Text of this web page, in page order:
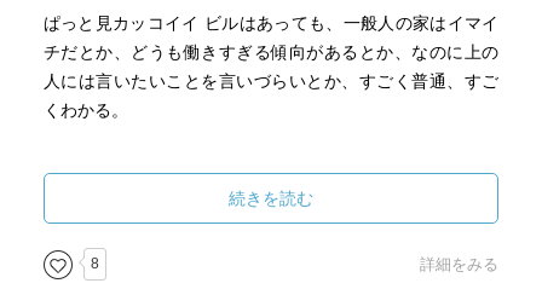
描かれた51プラス・アルファの人たちの中に、読者が自分
を見つけて欲しいと思っているのだろう。
ぱっと見カッコイイ ビルはあっても、一般人の家はイマイ
チだとか、どうも働きすぎる傾向があるとか、なのに上の
人には言いたいことを言いづらいとか、すごく普通、すご
くわかる。
がじわじわ来る よい本でした。
続きを読む
8 詳細をみる